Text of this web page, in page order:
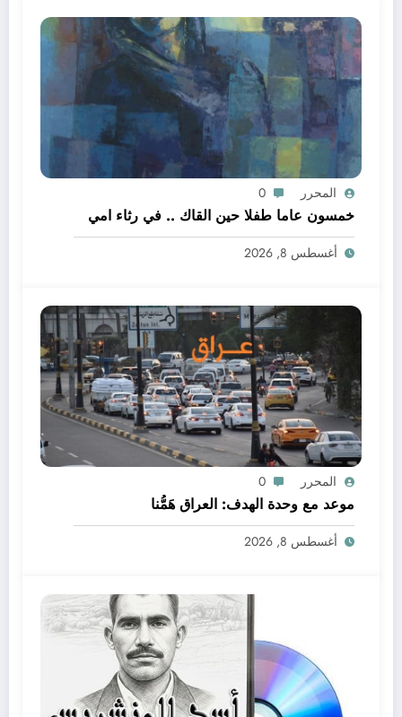
المحرر 0
خمسون عاما طفلا حين القاك .. في رثاء امي
أغسطس 8, 2026
المحرر 0
موعد مع وحدة الهدف: العراق هَمُّنا
أغسطس 8, 2026